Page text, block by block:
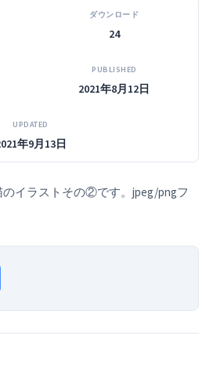
ダウンロード
24
PUBLISHED
2021年8月12日
UPDATED
年9月13日
イラストその②です。jpeg/pngフ